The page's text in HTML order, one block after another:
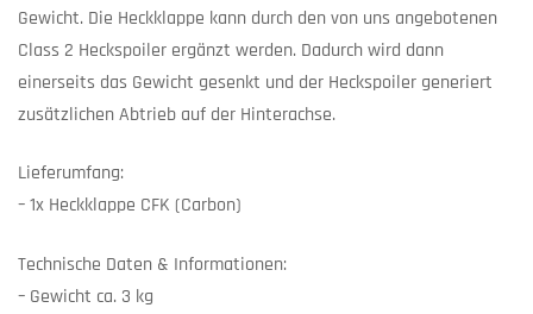
Gewicht. Die Heckklappe kann durch den von uns angebotenen
Class 2 Heckspoiler ergänzt werden. Dadurch wird dann
einerseits das Gewicht gesenkt und der Heckspoiler generiert
zusätzlichen Abtrieb auf der Hinterachse.
Lieferumfang:
– 1x Heckklappe CFK (Carbon)
Technische Daten & Informationen:
– Gewicht ca. 3 kg